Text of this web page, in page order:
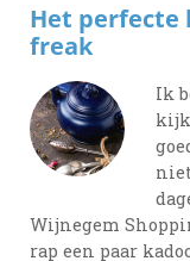
Het perfecte
freak
Ik
Wijnegem
rap een paar